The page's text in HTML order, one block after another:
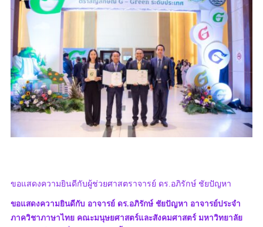
ขอแสดงความยินดีกับผู้ช่วยศาสตราจารย์ ดร.อภิรักษ์ ชัยปัญหา
ขอแสดงความยินดีกับ อาจารย์ ดร.อภิรักษ์ ชัยปัญหา อาจารย์ประจำ
ภาควิชาภาษาไทย คณะมนุษยศาสตร์และสังคมศาสตร์ มหาวิทยาลัย